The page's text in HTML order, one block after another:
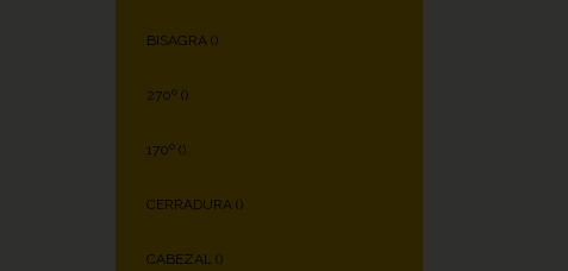
BISAGRA ()
270º ()
170º ()
CERRADURA ()
CABEZAL ()